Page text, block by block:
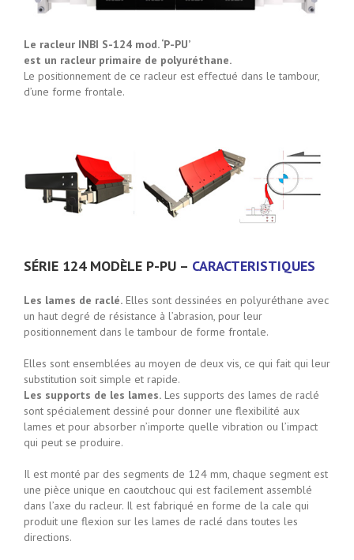
Le racleur INBI S-124 mod. ‘P-PU’
est un racleur primaire de polyuréthane.
Le positionnement de ce racleur est effectué dans le tambour,
d’une forme frontale.
SÉRIE 124 MODÈLE P-PU – CARACTERISTIQUES
Les lames de raclé. Elles sont dessinées en polyuréthane avec
un haut degré de résistance à l’abrasion, pour leur
positionnement dans le tambour de forme frontale.
Elles sont ensemblées au moyen de deux vis, ce qui fait qui leur
substitution soit simple et rapide.
Les supports de les lames. Les supports des lames de raclé
sont spécialement dessiné pour donner une flexibilité aux
lames et pour absorber n’importe quelle vibration ou l’impact
qui peut se produire.
Il est monté par des segments de 124 mm, chaque segment est
une pièce unique en caoutchouc qui est facilement assemblé
dans l’axe du racleur. Il est fabriqué en forme de la cale qui
produit une flexion sur les lames de raclé dans toutes les
directions.